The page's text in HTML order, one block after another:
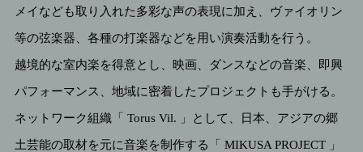
メイなども取り入れた多彩な声の表現に加え、ヴァイオリン
等の弦楽器、各種の打楽器などを用い演奏活動を行う。
越境的な室内楽を得意とし、映画、ダンスなどの音楽、即興
パフォーマンス、地域に密着したプロジェクトも手がける。
ネットワーク組織「 Torus Vil. 」として、日本、アジアの郷
土芸能の取材を元に音楽を制作する「 MIKUSA PROJECT 」